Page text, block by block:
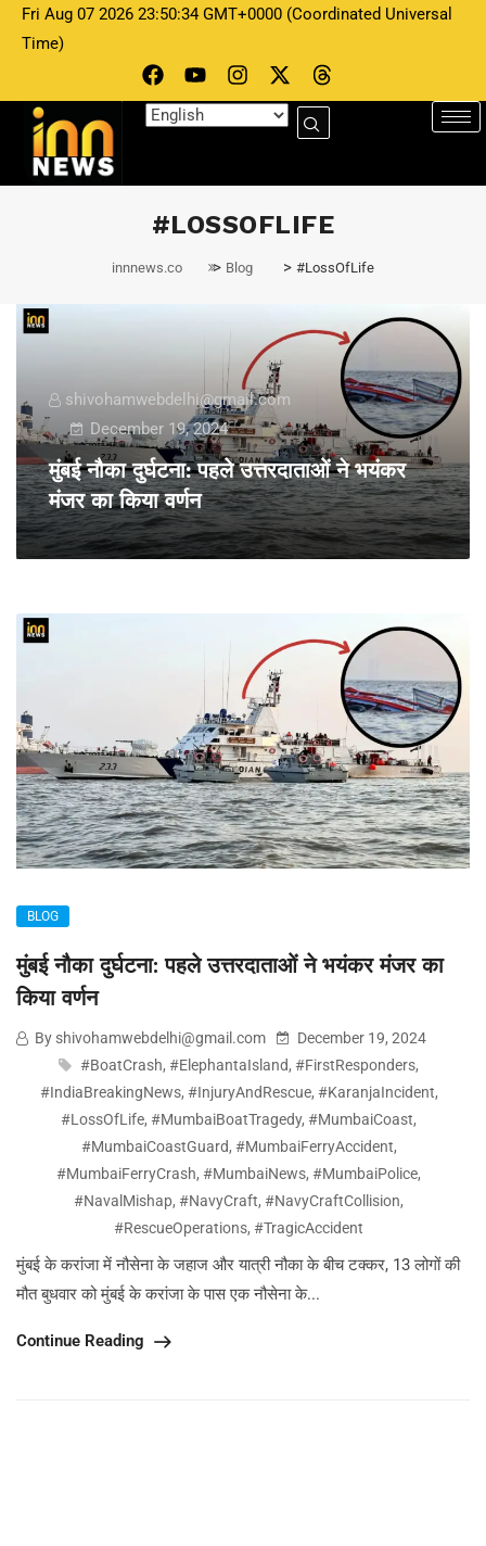
Fri Aug 07 2026 23:50:34 GMT+0000 (Coordinated Universal
Time)
#LOSSOFLIFE
innnews.co > Blog > #LossOfLife
shivohamwebdelhi@gmail.com
December 19, 2024
मुंबई नौका दुर्घटना: पहले उत्तरदाताओं ने भयंकर
मंजर का किया वर्णन
BLOG
मुंबई नौका दुर्घटना: पहले उत्तरदाताओं ने भयंकर मंजर का
किया वर्णन
By shivohamwebdelhi@gmail.com
December 19, 2024
#BoatCrash, #ElephantaIsland, #FirstResponders,
#IndiaBreakingNews, #InjuryAndRescue, #KaranjaIncident,
#LossOfLife, #MumbaiBoatTragedy, #MumbaiCoast,
#MumbaiCoastGuard, #MumbaiFerryAccident,
#MumbaiFerryCrash, #MumbaiNews, #MumbaiPolice,
#NavalMishap, #NavyCraft, #NavyCraftCollision,
#RescueOperations, #TragicAccident
मुंबई के करांजा में नौसेना के जहाज और यात्री नौका के बीच टक्कर, 13 लोगों की
मौत बुधवार को मुंबई के करांजा के पास एक नौसेना के...
Continue Reading